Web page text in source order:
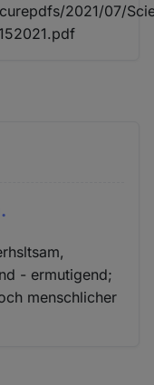
2021/07/
- ermutigend;
menschlicher